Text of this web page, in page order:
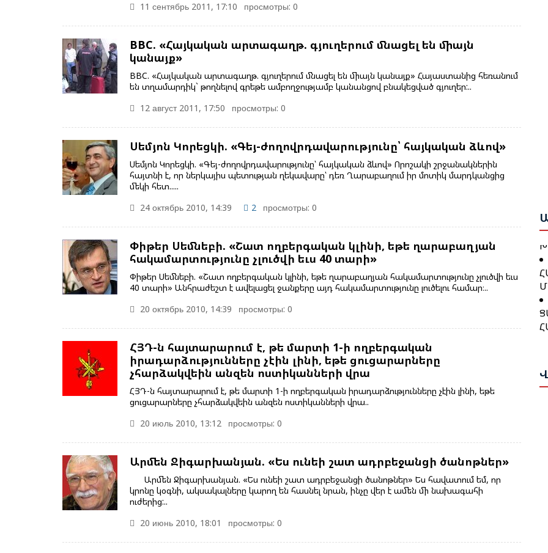
11 сентябрь 2011, 17:10
просмотры: 0
BBC. «Հայկական արտագաղթ. գյուղերում մնացել են միայն
կանայք»
BBC. «Հայկական արտագաղթ. գյուղերում մնացել են միայն կանայք» Հայաստանից հեռանում
են տղամարդիկ` թողնելով գրեթե ամբողջությամբ կանանցով բնակեցված գյուղեր:..
12 август 2011, 17:50
просмотры: 0
Սեմյոն Կորեցկի. «Գեյ-ժողովրդավարությունը՝ հայկական ձևով»
Սեմյոն Կորեցկի. «Գեյ-ժողովրդավարությունը՝ հայկական ձևով» Որոշակի շրջանակներին
հայտնի է, որ ներկայիս պետության ղեկավարը՝ դեռ Ղարաբաղում իր մոտիկ մարդկանցից
մեկի հետ.....
24 октябрь 2010, 14:39
2 просмотры: 0
Փիթեր Սեմնեբի. «Շատ ողբերգական կլինի, եթե ղարաբաղյան
հակամարտությունը չլուծվի եւս 40 տարի»
Փիթեր Սեմնեբի. «Շատ ողբերգական կլինի, եթե ղարաբաղյան հակամարտությունը չլուծվի եւս
40 տարի» Անհրաժեշտ է ավելացել ջանքերը այդ հակամարտությունը լուծելու համար։..
20 октябрь 2010, 14:39
просмотры: 0
ՀՅԴ-ն հայտարարում է, թե մարտի 1-ի ողբերգական
իրադարձությունները չէին լինի, եթե ցուցարարները
չհարձակվեին անզեն ոստիկանների վրա
ՀՅԴ-ն հայտարարում է, թե մարտի 1-ի ողբերգական իրադարձությունները չէին լինի, եթե
ցուցարարները չհարձակվեին անզեն ոստիկանների վրա..
20 июль 2010, 13:12
просмотры: 0
Արմեն Ջիգարխանյան. «Ես ունեի շատ ադրբեջանցի ծանոթներ»
Արմեն Ջիգարխանյան. «Ես ունեի շատ ադրբեջանցի ծանոթներ» Ես հավատում եմ, որ
կրոնը կօգնի, ակսակալները կարող են հասնել նրան, ինչը վեր է ամեն մի նախագահի
ուժերից:..
20 июнь 2010, 18:01
просмотры: 0